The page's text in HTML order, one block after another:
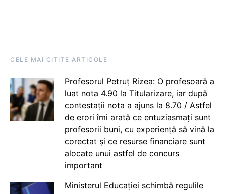
CELE MAI CITITE ARTICOLE
Profesorul Petruț Rizea: O profesoară a
luat nota 4.90 la Titularizare, iar după
contestații nota a ajuns la 8.70 / Astfel
de erori îmi arată ce entuziasmați sunt
profesorii buni, cu experiență să vină la
corectat și ce resurse financiare sunt
alocate unui astfel de concurs
important
Ministerul Educației schimbă regulile